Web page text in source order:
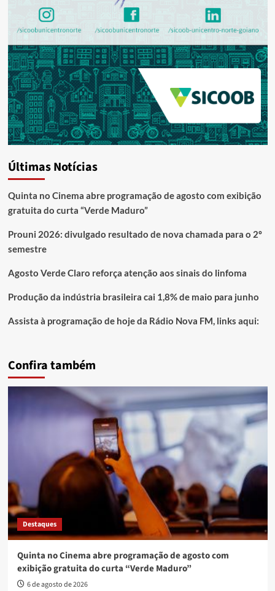
Últimas Notícias
Quinta no Cinema abre programação de agosto com exibição
gratuita do curta “Verde Maduro”
Prouni 2026: divulgado resultado de nova chamada para o 2º
semestre
Agosto Verde Claro reforça atenção aos sinais do linfoma
Produção da indústria brasileira cai 1,8% de maio para junho
Assista à programação de hoje da Rádio Nova FM, links aqui:
Confira também
Destaques
Quinta no Cinema abre programação de agosto com
exibição gratuita do curta “Verde Maduro”
6 de agosto de 2026